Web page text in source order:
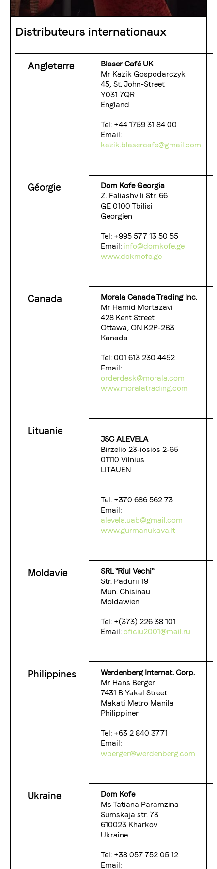
Rösterei Kaffee und Bar
Blaser Trading
Distributeurs internationaux
Angleterre
Blaser Café UK
Mr Kazik Gospodarczyk
45, St. John-Street
Y031 7QR
England
Tel: +44 1759 31 84 00
Email:
kazik.blasercafe@gmail.com
Géorgie
Dom Kofe Georgia
Z. Faliashvili Str. 66
GE 0100 Tbilisi
Georgien
Tel: +995 577 13 50 55
Email: info@domkofe.ge
www.dokmofe.ge
Canada
Morala Canada Trading Inc.
Mr Hamid Mortazavi
428 Kent Street
Ottawa, ON.K2P-2B3
Kanada
Tel: 001 613 230 4452
Email:
orderdesk@morala.com
www.moralatrading.com
Lituanie
JSC ALEVELA
Birzelio 23-iosios 2-65
01110 Vilnius
LITAUEN
Tel: +370 686 562 73
Email:
alevela.uab@gmail.com
www.gurmanukava.lt
Moldavie
SRL "Rîul Vechi"
Str. Padurii 19
Mun. Chisinau
Moldawien
Tel: +(373) 226 38 101
Email: oficiu2001@mail.ru
Philippines
Werdenberg Internat. Corp.
Mr Hans Berger
7431 B Yakal Street
Makati Metro Manila
Philippinen
Tel: +63 2 840 3771
Email:
wberger@werdenberg.com
Ukraine
Dom Kofe
Ms Tatiana Paramzina
Sumskaja str. 73
610023 Kharkov
Ukraine
Tel: +38 057 752 05 12
Email: